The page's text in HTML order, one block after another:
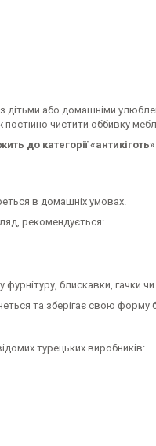
дітьми або домашніми
чистити оббивку
до категорії «антикіготь»
в домашніх умовах.
рекомендується:
блискавки, гачки чи
та зберігає свою форму
турецьких виробників: